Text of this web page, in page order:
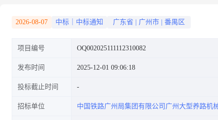
2026-08-07 中标｜中标通知 广东省 广州市 番禺区
项目编号 OQ002025111112310082
发布时间 2025-12-01 09:06:18
投标截止时间
招标单位 中国铁路广州局集团有限公司广州大型养路机